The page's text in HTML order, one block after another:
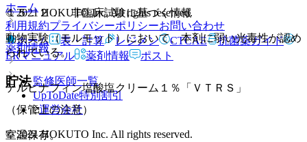
ホーム
薬剤情報
テルビナフィン塩酸塩クリーム１％「ＶＴＲＳ」
１５．２． 非臨床試験に基づく情報
動物実験（モルモット）において、本剤に弱い光毒性が認め
られている。
貯法
（保管上の注意）
室温保存。
© 2021 HOKUTO Inc. All rights reserved.
利用規約プライバシーポリシーお問い合わせ
ホーム
表・計算 レジメン CTCAE
抗菌薬ガイド
ERマニュアル
薬剤情報 ポスト
監修医師一覧
UpToDate特別割引
運営会社
© 2021 HOKUTO Inc. All rights reserved.